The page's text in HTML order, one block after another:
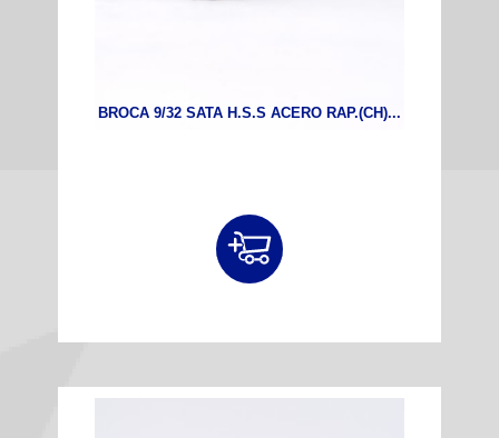
BROCA 9/32 SATA H.S.S ACERO RAP.(CH)...